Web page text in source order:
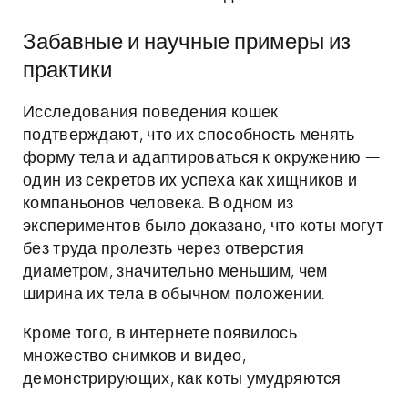
Забавные и научные примеры из
практики
Исследования поведения кошек
подтверждают, что их способность менять
форму тела и адаптироваться к окружению —
один из секретов их успеха как хищников и
компаньонов человека. В одном из
экспериментов было доказано, что коты могут
без труда пролезть через отверстия
диаметром, значительно меньшим, чем
ширина их тела в обычном положении.
Кроме того, в интернете появилось
множество снимков и видео,
демонстрирующих, как коты умудряются